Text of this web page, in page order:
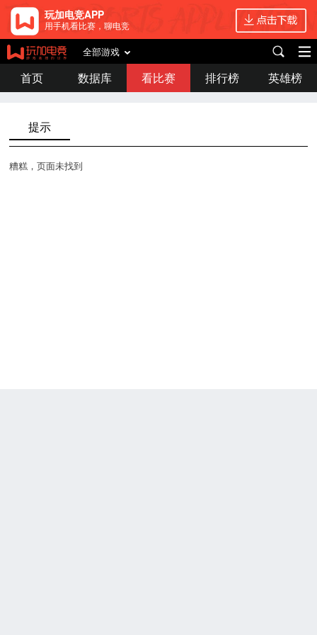
玩加电竞APP
用手机看比赛，聊电竞
全部游戏
首页 数据库 看比赛 排行榜 英雄榜
提示
糟糕，页面未找到